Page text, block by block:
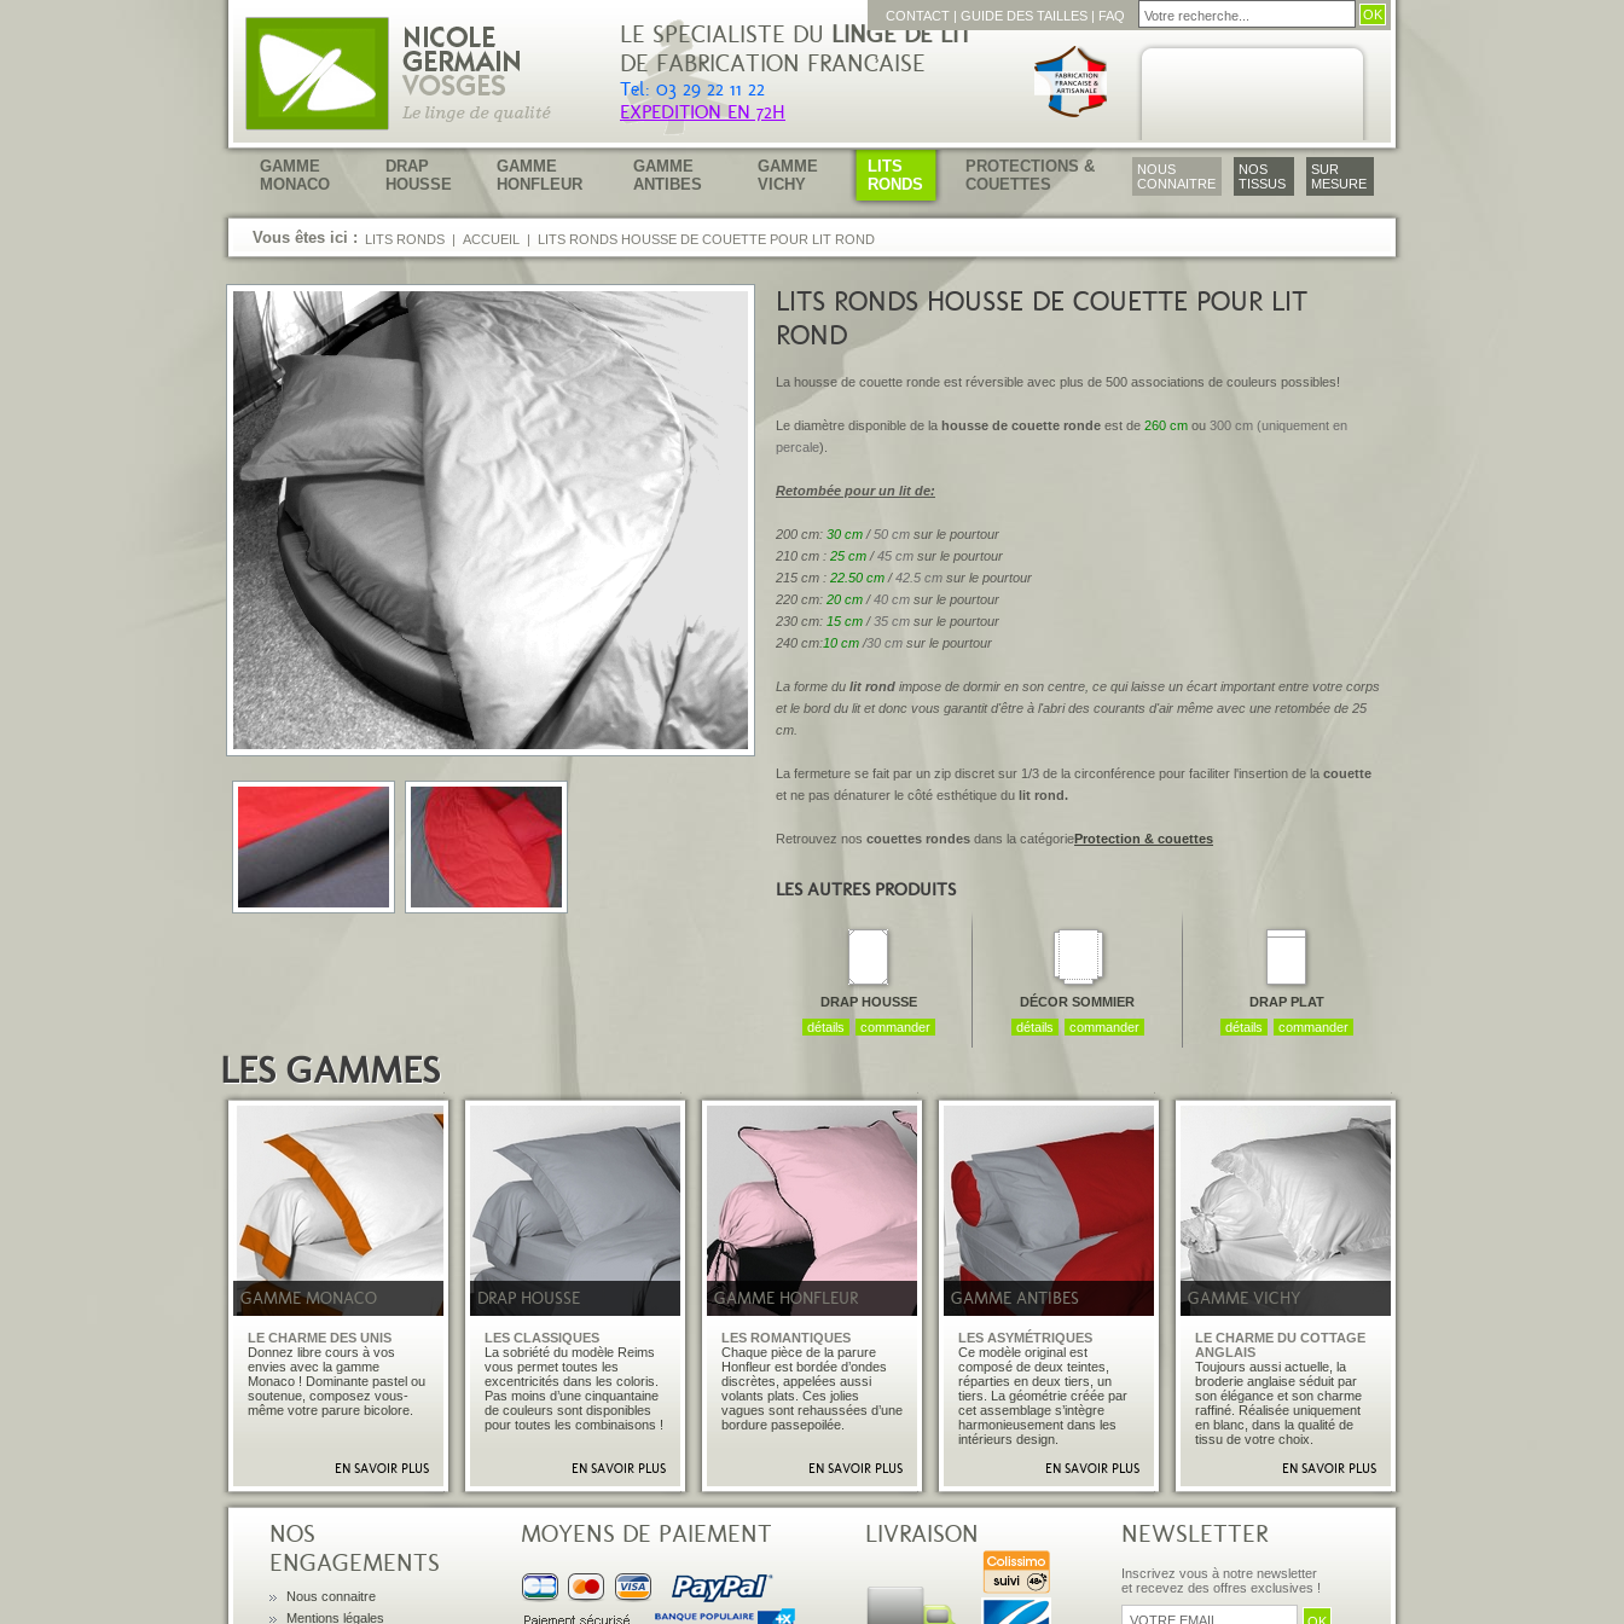
LE SPECIALISTE DU LINGE DE LIT
DE FABRICATION FRANÇAISE
Tél: 03 29 22 11 22
EXPEDITION EN 72H
CONTACT | GUIDE DES TAILLES | FAQ
GAMME
MONACO
DRAP
HOUSSE
GAMME
HONFLEUR
GAMME
ANTIBES
GAMME
VICHY
LITS
RONDS
PROTECTIONS &
COUETTES
NOUS
CONNAITRE
NOS
TISSUS
SUR
MESURE
Vous êtes ici : LITS RONDS | ACCUEIL | LITS RONDS HOUSSE DE COUETTE POUR LIT ROND
LITS RONDS HOUSSE DE COUETTE POUR LIT
ROND
La housse de couette ronde est réversible avec plus de 500 associations de couleurs possibles!
Le diamètre disponible de la housse de couette ronde est de 260 cm ou 300 cm (uniquement en
percale).
Retombée pour un lit de:
200 cm: 30 cm /50 cm sur le pourtour
210 cm : 25 cm /45 cm sur le pourtour
215 cm : 22.50 cm /42.5 cm sur le pourtour
220 cm: 20 cm /40 cm sur le pourtour
230 cm: 15 cm /35 cm sur le pourtour
240 cm:10 cm /30 cm sur le pourtour
La forme du lit rond impose de dormir en son centre, ce qui laisse un écart important entre votre corps
et le bord du lit et donc vous garantit d'être à l'abri des courants d'air même avec une retombée de 25
cm.
La fermeture se fait par un zip discret sur 1/3 de la circonférence pour faciliter l'insertion de la couette
et ne pas dénaturer le côté esthétique du lit rond.
Retrouvez nos couettes rondes dans la catégorieProtection & couettes
LES AUTRES PRODUITS
DRAP HOUSSE
détails
commander
DÉCOR SOMMIER
détails
commander
DRAP PLAT
détails
commander
LES GAMMES
GAMME MONACO
LE CHARME DES UNIS
Donnez libre cours à vos
envies avec la gamme
Monaco ! Dominante pastel ou
soutenue, composez vous-
même votre parure bicolore.
EN SAVOIR PLUS
DRAP HOUSSE
LES CLASSIQUES
La sobriété du modèle Reims
vous permet toutes les
excentricités dans les coloris.
Pas moins d’une cinquantaine
de couleurs sont disponibles
pour toutes les combinaisons !
EN SAVOIR PLUS
GAMME HONFLEUR
LES ROMANTIQUES
Chaque pièce de la parure
Honfleur est bordée d’ondes
discrètes, appelées aussi
volants plats. Ces jolies
vagues sont rehaussées d’une
bordure passepoilée.
EN SAVOIR PLUS
GAMME ANTIBES
LES ASYMÉTRIQUES
Ce modèle original est
composé de deux teintes,
réparties en deux tiers, un
tiers. La géométrie créée par
cet assemblage s’intègre
harmonieusement dans les
intérieurs design.
EN SAVOIR PLUS
GAMME VICHY
LE CHARME DU COTTAGE
ANGLAIS
Toujours aussi actuelle, la
broderie anglaise séduit par
son élégance et son charme
raffiné. Réalisée uniquement
en blanc, dans la qualité de
tissu de votre choix.
EN SAVOIR PLUS
NOS
ENGAGEMENTS
Nous connaitre
Mentions légales
MOYENS DE PAIEMENT LIVRAISON NEWSLETTER
Inscrivez vous à notre newsletter
et recevez des offres exclusives !